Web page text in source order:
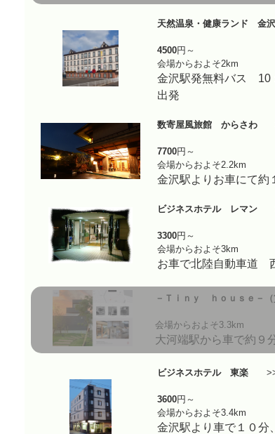
天然温泉・健康ランド 金
4500円～
会場からおよそ2km
金沢駅発無料バス 10
出発
数寄屋風旅館 からさわ
7700円～
会場からおよそ2.2km
金沢駅よりお車にて約
ビジネスホテル レマン
3300円～
会場からおよそ3km
お車で北陸自動車道
－Ｔｉｎｙ ｈｏｕｓｅ－
会場からおよそ3.3km
大河端駅から車で約９
ビジネスホテル 東楽
3600円～
会場からおよそ3.4km
金沢駅より